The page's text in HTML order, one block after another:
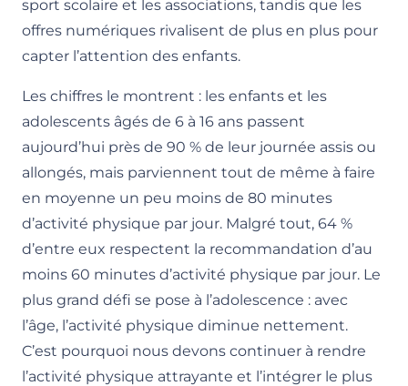
sport scolaire et les associations, tandis que les
offres numériques rivalisent de plus en plus pour
capter l’attention des enfants.
Les chiffres le montrent : les enfants et les
adolescents âgés de 6 à 16 ans passent
aujourd’hui près de 90 % de leur journée assis ou
allongés, mais parviennent tout de même à faire
en moyenne un peu moins de 80 minutes
d’activité physique par jour. Malgré tout, 64 %
d’entre eux respectent la recommandation d’au
moins 60 minutes d’activité physique par jour. Le
plus grand défi se pose à l’adolescence : avec
l’âge, l’activité physique diminue nettement.
C’est pourquoi nous devons continuer à rendre
l’activité physique attrayante et l’intégrer le plus